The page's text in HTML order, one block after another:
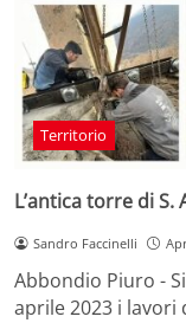
Territorio
L’antica torre di
Sandro Faccinelli
Abbondio Piuro -
aprile 2023 i lavori